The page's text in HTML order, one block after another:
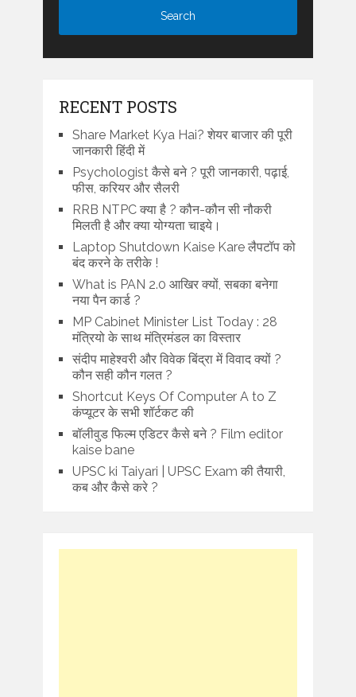
RECENT POSTS
Share Market Kya Hai? शेयर बाजार की पूरी
जानकारी हिंदी में
Psychologist कैसे बने ? पूरी जानकारी, पढ़ाई,
फीस, करियर और सैलरी
RRB NTPC क्या है ? कौन-कौन सी नौकरी
मिलती है और क्या योग्यता चाइये।
Laptop Shutdown Kaise Kare लैपटॉप को
बंद करने के तरीके !
What is PAN 2.0 आखिर क्यों, सबका बनेगा
नया पैन कार्ड ?
MP Cabinet Minister List Today : 28
मंत्रियो के साथ मंत्रिमंडल का विस्तार
संदीप माहेश्वरी और विवेक बिंद्रा में विवाद क्यों ?
कौन सही कौन गलत ?
Shortcut Keys Of Computer A to Z
कंप्यूटर के सभी शॉर्टकट की
बॉलीवुड फिल्म एडिटर कैसे बने ? Film editor
kaise bane
UPSC ki Taiyari | UPSC Exam की तैयारी,
कब और कैसे करे ?